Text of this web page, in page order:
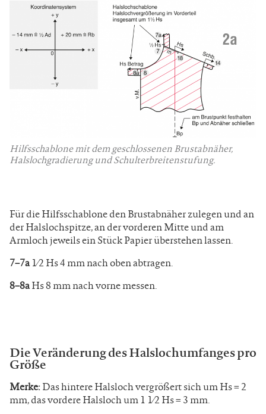
Hilfsschablone mit dem geschlossenen Brustabnäher,
Halslochgradierung und Schulterbreitenstufung.
Für die Hilfsschablone den Brustabnäher zulegen und an
der Halslochspitze, an der vorderen Mitte und am
Armloch jeweils ein Stück Papier überstehen lassen.
7–7a1⁄2 Hs 4 mm nach oben abtragen.
8–8aHs 8 mm nach vorne messen.
Die Veränderung des Halslochumfanges pro
Größe
Merke:Das hintere Halsloch vergrößert sich um Hs = 2
mm, das vordere Halsloch um 1 1⁄2 Hs = 3 mm.